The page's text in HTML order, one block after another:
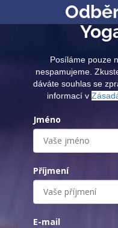
Posíláme pouze
nespamujeme.
dáváte souhlas se
informací v
Jméno
Příjmení
E-mail